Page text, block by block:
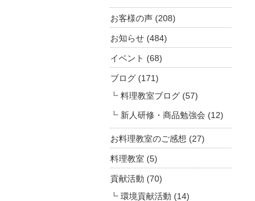
お客様の声 (208)
お知らせ (484)
イベント (68)
ブログ (171)
料理教室ブログ(57)
新人研修・商品勉強会 (12)
お料理教室のご感想 (27)
料理教室 (5)
貢献活動 (70)
環境貢献活動 (14)